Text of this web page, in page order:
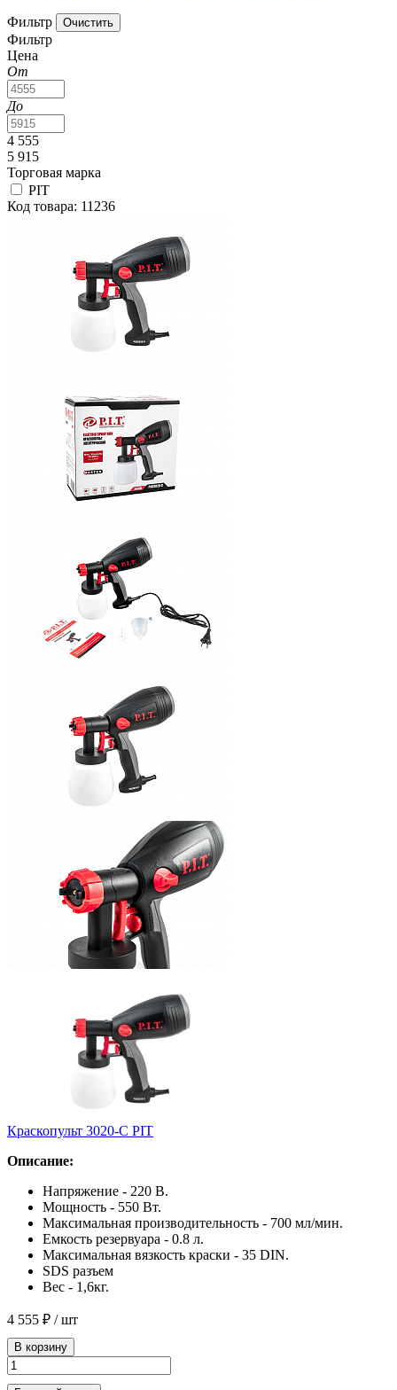
Фильтр
Фильтр
Цена
От
До
4 555
5 915
Торговая марка
PIT
Код товара: 11236
Краскопульт 3020-C PIT
Описание:
Напряжение - 220 В.
Мощность - 550 Вт.
Максимальная производительность - 700 мл/мин.
Емкость резервуара - 0.8 л.
Максимальная вязкость краски - 35 DIN.
SDS разъем
Вес - 1,6кг.
4 555 ₽ / шт
В корзину